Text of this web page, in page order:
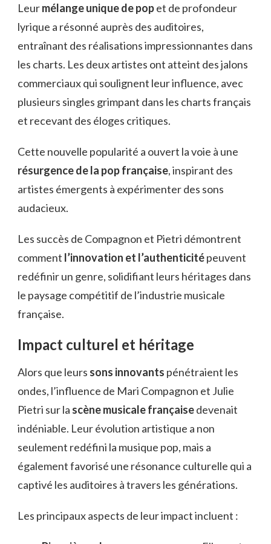
Leurmélange unique de popet de profondeur
lyrique a résonné auprès des auditoires,
entraînant des réalisations impressionnantes dans
les charts. Les deux artistes ont atteint des jalons
commerciaux qui soulignent leur influence, avec
plusieurs singles grimpant dans les charts français
et recevant des éloges critiques.
Cette nouvelle popularité a ouvert la voie à une
résurgence de la pop française, inspirant des
artistes émergents à expérimenter des sons
audacieux.
Les succès de Compagnon et Pietri démontrent
comment l’innovation et l’authenticitépeuvent
redéfinir un genre, solidifiant leurs héritages dans
le paysage compétitif de l’industrie musicale
française.
Impact culturel et héritage
Alors que leurs sons innovants pénétraient les
ondes, l’influence de Mari Compagnon et Julie
Pietri sur la scène musicale françaisedevenait
indéniable. Leur évolution artistique a non
seulement redéfini la musique pop, mais a
également favorisé une résonance culturelle qui a
captivé les auditoires à travers les générations.
Les principaux aspects de leur impact incluent :